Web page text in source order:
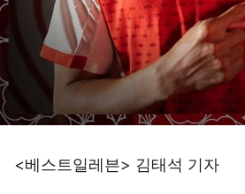
<베스트일레븐> 김태석 기자